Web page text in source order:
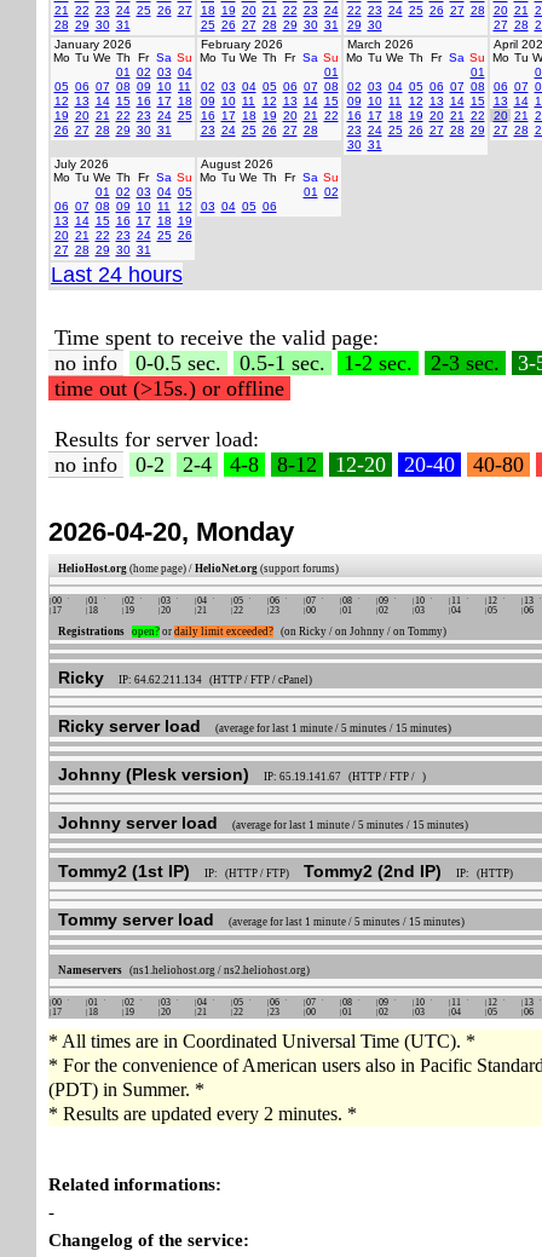
21
22 23 24 25 26 27
28 29 30 31
18
19 20 21 22 23 24
25 26 27 28 29 30 31
22 23 24 25 26 27 28
29 30
20 21
27 28
January 2026
Mo Tu We Th Fr Sa Su
01
02 03 04
05 06 07 08 09 10 11
12
13 14 15 16 17
18
19 20 21 22 23 24 25
26 27 28 29 30 31
February 2026
Mo Tu We Th Fr Sa Su
01
02 03 04 05 06 07 08
09
10 11 12 13 14 15
16
17 18 19 20 21
22
23 24 25 26 27 28
March 2026
Mo Tu We Th Fr Sa Su
01
02 03 04 05 06 07 08
09
10 11 12 13 14 15
16
17 18 19 20 21
22
23 24 25 26 27 28 29
30 31
April
Mo Tu
06 07
13
14
20 21
27 28
July 2026
Mo Tu We Th Fr Sa Su
01
02 03 04 05
06 07 08 09 10 11
12
13
14 15 16 17 18
19
20 21 22 23 24 25 26
27 28 29 30 31
August 2026
Mo Tu We Th Fr Sa Su
01
02
03 04 05 06
Last 24 hours
Time spent to receive the valid page:
no info
0-0.5 sec. 0.5-1 sec. 1-2 sec. 2-3 sec.
3-
time out (>15s.) or offline
Results for server load:
no info
0-2 2-4 4-8 8-12 12-20 20-40 40-80
2026-04-20, Monday
HelioHost.org (home page) / HelioNet.org (support forums)
Registrations open? or daily limit exceeded? (on Ricky / on Johnny / on Tommy)
Ricky IP: 64.62.211.134 (HTTP / FTP / cPanel)
Ricky server load (average for last 1 minute / 5 minutes / 15 minutes)
Johnny (Plesk version) IP: 65.19.141.67 (HTTP / FTP / )
Johnny server load (average for last 1 minute / 5 minutes / 15 minutes)
Tommy2 (1st IP) IP: (HTTP / FTP) Tommy2 (2nd IP) IP: (HTTP)
Tommy server load (average for last 1 minute / 5 minutes / 15 minutes)
Nameservers (ns1.heliohost.org / ns2.heliohost.org)
00 01 02 03 04 05 06 07 08 09 10 11 12
13
17
18 19 20 21 22 23 00 01 02 03 04 05 06
00 01 02 03 04 05 06 07 08 09 10 11 12
13
17
18 19 20 21 22 23 00 01 02 03 04 05 06
* All times are in Coordinated Universal Time (UTC). *
* For the convenience of American users also in Pacific
(PDT) in Summer. *
* Results are updated every 2 minutes. *
Related informations:
-
Changelog of the service: